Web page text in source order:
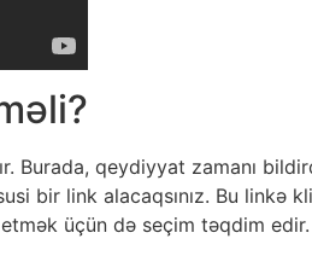
Burada, qeydiyyat zamanı
bir link alacaqsınız. Bu linkə
etmək üçün də seçim təqdim